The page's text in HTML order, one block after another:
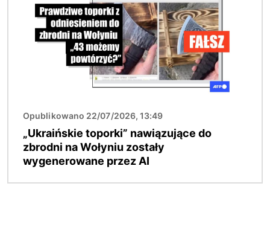
Opublikowano 22/07/2026, 13:49
„Ukraińskie toporki” nawiązujące do
zbrodni na Wołyniu zostały
wygenerowane przez AI